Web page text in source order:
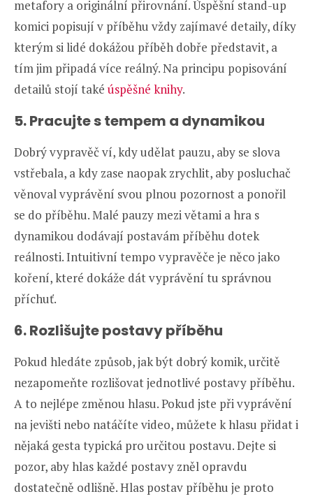
metafory a originální přirovnání. Úspěšní stand-up
komici popisují v příběhu vždy zajímavé detaily, díky
kterým si lidé dokážou příběh dobře představit, a
tím jim připadá více reálný. Na principu popisování
detailů stojí také úspěšné knihy.
5. Pracujte s tempem a dynamikou
Dobrý vypravěč ví, kdy udělat pauzu, aby se slova
vstřebala, a kdy zase naopak zrychlit, aby posluchač
věnoval vyprávění svou plnou pozornost a ponořil
se do příběhu. Malé pauzy mezi větami a hra s
dynamikou dodávají postavám příběhu dotek
reálnosti. Intuitivní tempo vypravěče je něco jako
koření, které dokáže dát vyprávění tu správnou
příchuť.
6. Rozlišujte postavy příběhu
Pokud hledáte způsob, jak být dobrý komik, určitě
nezapomeňte rozlišovat jednotlivé postavy příběhu.
A to nejlépe změnou hlasu. Pokud jste při vyprávění
na jevišti nebo natáčíte video, můžete k hlasu přidat i
nějaká gesta typická pro určitou postavu. Dejte si
pozor, aby hlas každé postavy zněl opravdu
dostatečně odlišně. Hlas postav příběhu je proto